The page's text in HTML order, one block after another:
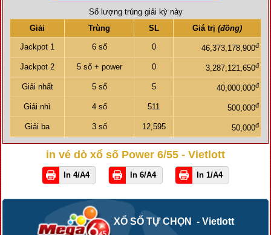
Số lượng trúng giải kỳ này
Giải
Trùng SL Giá trị (đồng)
Jackpot 1 6 số 0 46,373,178,900đ
Jackpot 2 5 số + power 0 3,287,121,650đ
Giải nhất 5 số 5 40,000,000đ
Giải nhì 4 số 511 500,000đ
Giải ba 3 số 12,595 50,000đ
in vé dò xổ số Power 6/55 - Vietlott
In 4/A4 In 6/A4 In 1/A4
XỔ SỐ TỰ CHỌN - Vietlott